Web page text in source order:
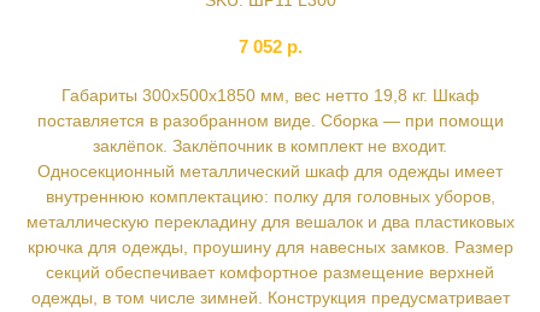
7 052 р.
Габариты 300х500х1850 мм, вес нетто 19,8 кг. Шкаф
поставляется в разобранном виде. Сборка — при помощи
заклёпок. Заклёпочник в комплект не входит.
Односекционный металлический шкаф для одежды имеет
внутреннюю комплектацию: полку для головных уборов,
металлическую перекладину для вешалок и два пластиковых
крючка для одежды, проушину для навесных замков. Размер
секций обеспечивает комфортное размещение верхней
одежды, в том числе зимней. Конструкция предусматривает